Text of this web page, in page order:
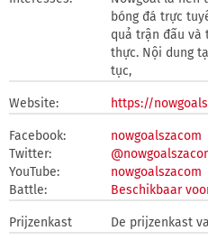
bóng đá trực
quả trận đấu và
thực. Nội dung
tục,
Website: https://
Facebook:
nowgoalszacom
Twitter:
YouTube:
nowgoalszacom
Battle:
Beschikbaar
Prijzenkast De prijzenkast